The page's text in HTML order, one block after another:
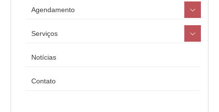
Agendamento
Serviços
Notícias
Contato